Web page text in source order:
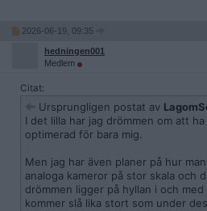
2026-06-19, 09:35
hedningen001
Medlem
Citat:
Ursprungligen postat av
I det lilla har jag drömmen om att
optimerad för bara mig.
Men jag har även planer på hur
analoga kameror på stor skala och
drömmen ligger på hyllan i och
kommer slå lika stort som under